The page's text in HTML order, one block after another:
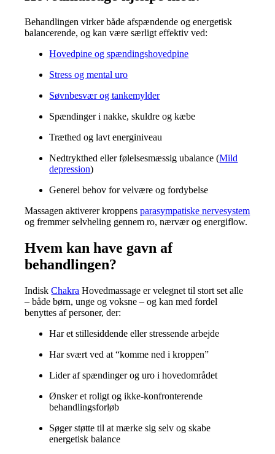
Behandlingen virker både afspændende og energetisk
balancerende, og kan være særligt effektiv ved:
Hovedpine og spændingshovedpine
Stress og mental uro
Søvnbesvær og tankemylder
Spændinger i nakke, skuldre og kæbe
Træthed og lavt energiniveau
Nedtrykthed eller følelsesmæssig ubalance (Mild
depression)
Generel behov for velvære og fordybelse
Massagen aktiverer kroppensparasympatiske nervesystem
og fremmer selvheling gennem ro, nærvær og energiflow.
Hvem kan have gavn af
behandlingen?
IndiskChakra Hovedmassage er velegnet til stort set alle
– både børn, unge og voksne – og kan med fordel
benyttes af personer, der:
Har et stillesiddende eller stressende arbejde
Har svært ved at “komme ned i kroppen”
Lider af spændinger og uro i hovedområdet
Ønsker et roligt og ikke-konfronterende
behandlingsforløb
Søger støtte til at mærke sig selv og skabe
energetisk balance